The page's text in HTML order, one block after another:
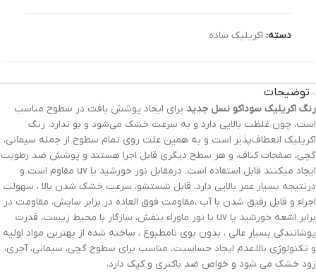
دسته: اکریلیک ساده
توضیحات
رنگ‌ اکریلیک سوداکو نسل جدید برای ایجاد پوشش بافت در سطوح مناسب
است، چون غلظت بالایی دارد و به سرعت خشک می‌شود و بو ندارد. رنگ
اکریلیک انعطاف‌پذیر است و به همین علت روی تمام سطوح از جمله سیمانی،
گچی، صفحات کناف، و هر سطح دیگری قابل اجرا هستند و پوشش ضد رطوبت
ایجاد میکنند قابل استفاده است. درمقابل نور خورشید یا uv مقاوم است و
درنتیجه بسیار عمر بالایی دارد. قابل شستشو، سرعت خشک شدن بالا ، سهولت
اجراء و قابل رقیق شدن با آب ،مقاومت فوق العاده در برابر سایش، مقاومت در
برابر اشعه خورشید یا uv یا نور ماوراء بنفش، سازگار با محیط زیست، قدرت
پوشانندگی بسیار عالی ، بدون بوی نامطبوع ، ساخته شده از بهترین مواد اولیه
و تکنولوژی بالا،عدم ایجاد حساسیت، مناسب برای سطوح گچی، سیمانی، آجری،
زود خشک می شود و خواص ضد باکتری و کپک دارد.